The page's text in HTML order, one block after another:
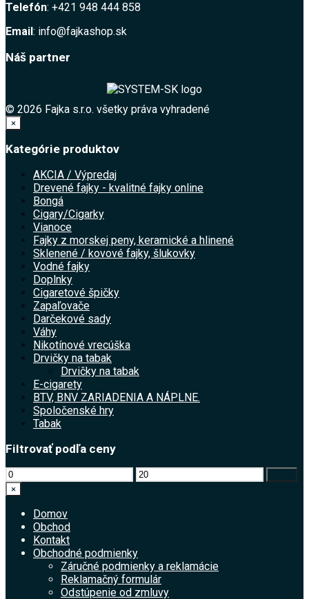
Telefón: +421 948 444 858
Email : info@fajkashop.sk
Náš partner
© 2026 Fajka s.r.o. všetky práva vyhradené
×
Kategórie produktov
AKCIA / Výpredaj
Drevené fajky - kvalitné fajky online
Bongá
Cigary/Cigarky
Vianoce
Fajky z morskej peny, keramické a hlinené
Sklenené / kovové fajky, šlukovky
Vodné fajky
Doplnky
Cigaretové špičky
Zapaľovače
Darčekové sady
Váhy
Nikotínové vrecúška
Drvičky na tabak
Drvičky na tabak
E-cigarety
BTV, BNV ZARIADENIA A NÁPLNE.
Spoločenské hry
Tabak
Filtrovať podľa ceny
Minimálna
cena
Maximálna
×
Domov
Obchod
Kontakt
Obchodné podmienky
Záručné podmienky a reklamácie
Reklamačný formulár
Odstúpenie od zmluvy